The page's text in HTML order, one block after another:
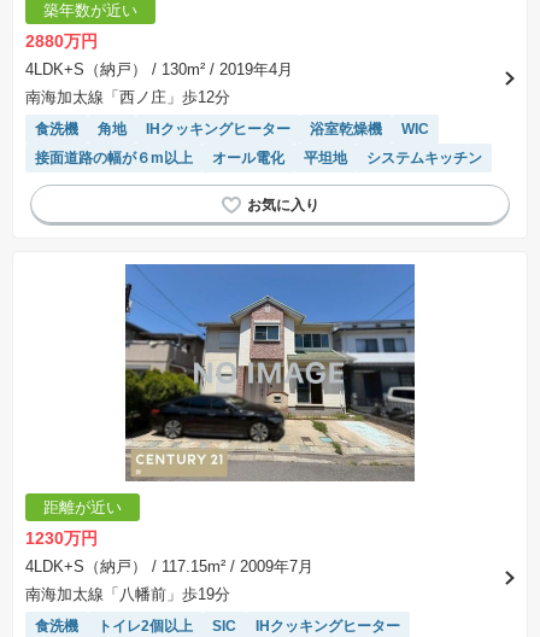
築年数が近い
2880万円
4LDK+S（納戸） / 130m² / 2019年4月
南海加太線「西ノ庄」歩12分
食洗機 角地 IHクッキングヒーター 浴室乾燥機
WIC
接面道路の幅が６m以上
オール電化 平坦地 システムキッチン
距離が近い
1230万円
4LDK+S（納戸） / 117.15m² / 2009年7月
南海加太線「八幡前」歩19分
食洗機 トイレ2個以上 SIC
IHクッキングヒーター